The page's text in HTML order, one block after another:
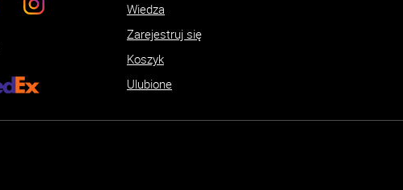
Wiedza
Zarejestruj się
Koszyk
Ulubione